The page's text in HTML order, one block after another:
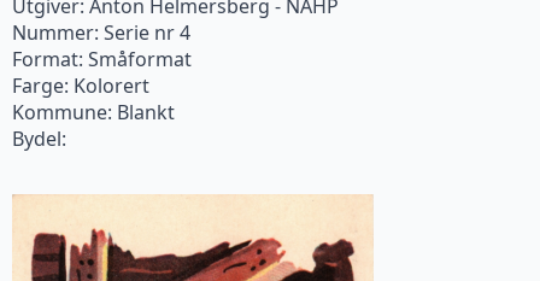
Utgiver: Anton Helmersberg - NAHP
Nummer: Serie nr 4
Format: Småformat
Farge: Kolorert
Kommune: Blankt
Bydel: